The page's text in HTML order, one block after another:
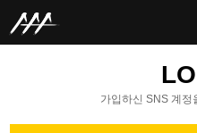
가입하신 SNS 계정